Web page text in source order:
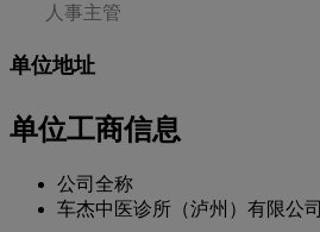
人事主管
单位地址
单位工商信息
公司全称
车杰中医诊所（泸州）有限公司